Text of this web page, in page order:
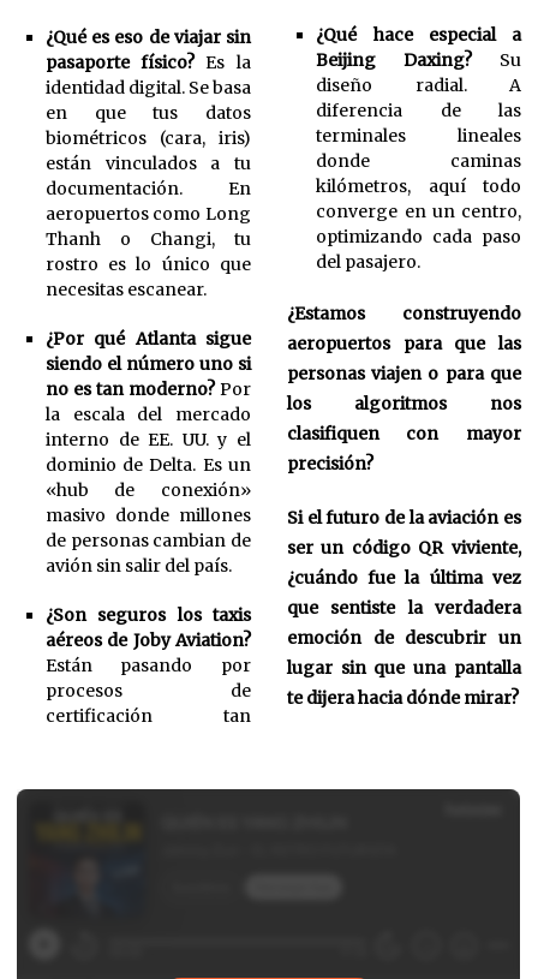
¿Qué es eso de viajar sin
pasaporte físico?Es la
identidad digital. Se basa
en que tus datos
biométricos (cara, iris)
están vinculados a tu
documentación. En
aeropuertos como Long
Thanh o Changi, tu
rostro es lo único que
necesitas escanear.
¿Por qué Atlanta sigue
siendo el número uno si
no es tan moderno?Por
la escala del mercado
interno de EE. UU. y el
dominio de Delta. Es un
«hub de conexión»
masivo donde millones
de personas cambian de
avión sin salir del país.
¿Son seguros los taxis
aéreos de Joby Aviation?
Están pasando por
procesos de
certificación tan
¿Qué hace especial a
Beijing Daxing?Su
diseño radial. A
diferencia de las
terminales lineales
donde caminas
kilómetros, aquí todo
converge en un centro,
optimizando cada paso
del pasajero.
¿Estamos construyendo
aeropuertos para que las
personas viajen o para que
los algoritmos nos
clasifiquen con mayor
precisión?
Si el futuro de la aviación es
ser un código QR viviente,
¿cuándo fue la última vez
que sentiste la verdadera
emoción de descubrir un
lugar sin que una pantalla
te dijera hacia dónde mirar?